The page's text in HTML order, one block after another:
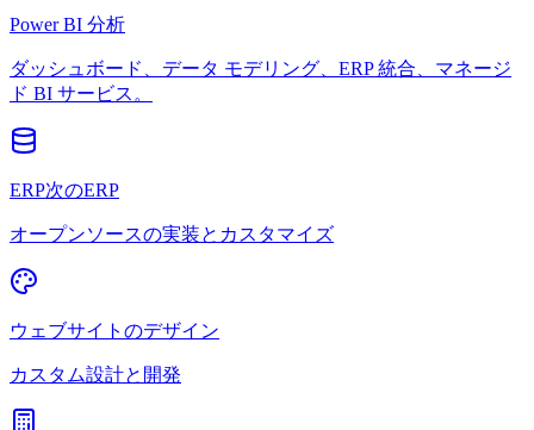
Power BI 分析
ダッシュボード、データ モデリング、ERP 統合、マネージ
ド BI サービス。
ERP次のERP
オープンソースの実装とカスタマイズ
ウェブサイトのデザイン
カスタム設計と開発